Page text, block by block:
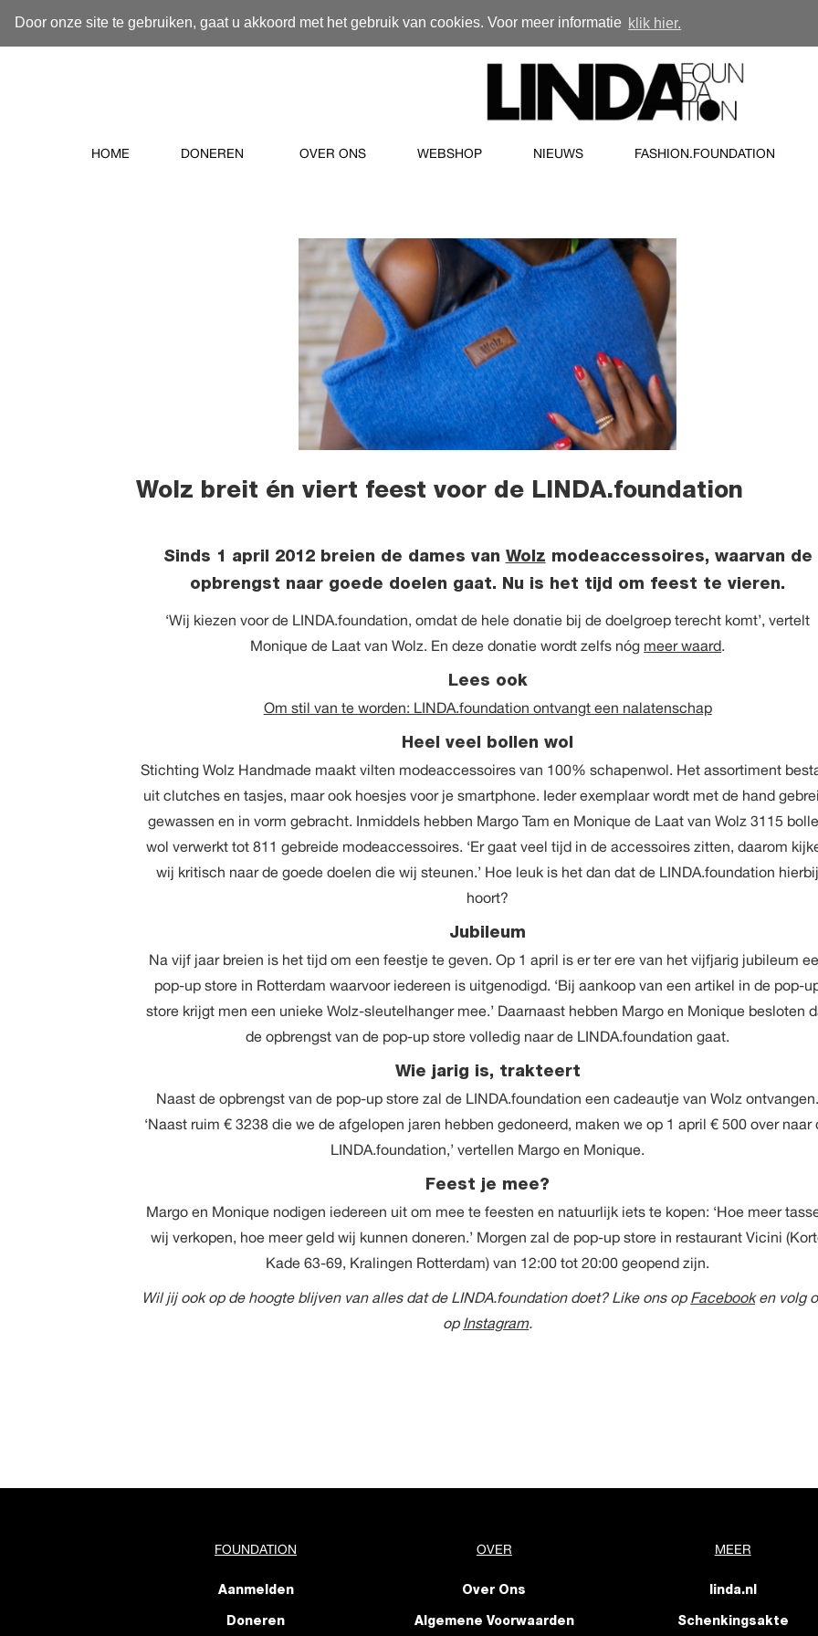
Door onze site te gebruiken, gaat u akkoord met het gebruik van cookies. Voor meer informatie klik hier.
HOME DONEREN OVER ONS WEBSHOP NIEUWS FASHION.FOUNDATION
Wolz breit én viert feest voor de LINDA.foundation
Sinds 1 april 2012 breien de dames van Wolz modeaccessoires, waarvan de
opbrengst naar goede doelen gaat. Nu is het tijd om feest te vieren.
‘Wij kiezen voor de LINDA.foundation, omdat de hele donatie bij de doelgroep terecht komt’, vertelt
Monique de Laat van Wolz. En deze donatie wordt zelfs nóg meer waard.
Lees ook
Om stil van te worden: LINDA.foundation ontvangt een nalatenschap
Heel veel bollen wol
Stichting Wolz Handmade maakt vilten modeaccessoires van 100% schapenwol. Het assortiment
uit clutches en tasjes, maar ook hoesjes voor je smartphone. Ieder exemplaar wordt met de hand
gewassen en in vorm gebracht. Inmiddels hebben Margo Tam en Monique de Laat van Wolz 3115
wol verwerkt tot 811 gebreide modeaccessoires. ‘Er gaat veel tijd in de accessoires zitten, daarom
wij kritisch naar de goede doelen die wij steunen.’ Hoe leuk is het dan dat de LINDA.foundation hierbij
hoort?
Jubileum
Na vijf jaar breien is het tijd om een feestje te geven. Op 1 april is er ter ere van het vijfjarig jubileum
pop-up store in Rotterdam waarvoor iedereen is uitgenodigd. ‘Bij aankoop van een artikel in de pop-
store krijgt men een unieke Wolz-sleutelhanger mee.’ Daarnaast hebben Margo en Monique besloten
de opbrengst van de pop-up store volledig naar de LINDA.foundation gaat.
Wie jarig is, trakteert
Naast de opbrengst van de pop-up store zal de LINDA.foundation een cadeautje van Wolz ontvangen.
‘Naast ruim € 3238 die we de afgelopen jaren hebben gedoneerd, maken we op 1 april € 500 over naar
LINDA.foundation,’ vertellen Margo en Monique.
Feest je mee?
Margo en Monique nodigen iedereen uit om mee te feesten en natuurlijk iets te kopen: ‘Hoe meer
wij verkopen, hoe meer geld wij kunnen doneren.’ Morgen zal de pop-up store in restaurant Vicini
Kade 63-69, Kralingen Rotterdam) van 12:00 tot 20:00 geopend zijn.
Wil jij ook op de hoogte blijven van alles dat de LINDA.foundation doet? Like ons op Facebooken volg
op Instagram.
FOUNDATION
Aanmelden
Doneren
OVER
Over Ons
Algemene Voorwaarden
MEER
linda.nl
Schenkingsakte